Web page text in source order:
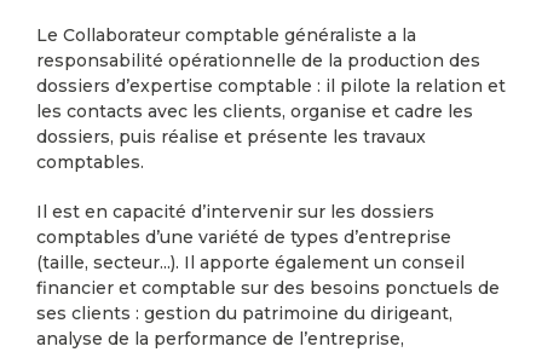
Le Collaborateur comptable généraliste a la
responsabilité opérationnelle de la production des
dossiers d’expertise comptable : il pilote la relation et
les contacts avec les clients, organise et cadre les
dossiers, puis réalise et présente les travaux
comptables.
Il est en capacité d’intervenir sur les dossiers
comptables d’une variété de types d’entreprise
(taille, secteur...). Il apporte également un conseil
financier et comptable sur des besoins ponctuels de
ses clients : gestion du patrimoine du dirigeant,
analyse de la performance de l’entreprise,